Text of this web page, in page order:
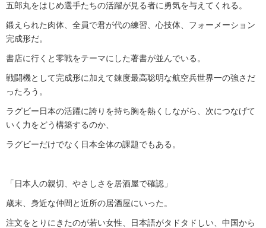
五郎丸をはじめ選手たちの活躍が見る者に勇気を与えてくれる。
鍛えられた肉体、全員で君が代の練習、心技体、フォーメーション
完成形だ。
書店に行くと零戦をテーマにした著書が並んでいる。
戦闘機として完成形に加えて錬度最高聡明な航空兵世界一の強さだ
ったろう。
ラグビー日本の活躍に誇りを持ち胸を熱くしながら、次につなげて
いく力をどう構築するのか、
ラグビーだけでなく日本全体の課題でもある。
「日本人の親切、やさしさを居酒屋で確認」
歳末、身近な仲間と近所の居酒屋にいった。
注文をとりにきたのが若い女性、日本語がタドタドしい、中国から